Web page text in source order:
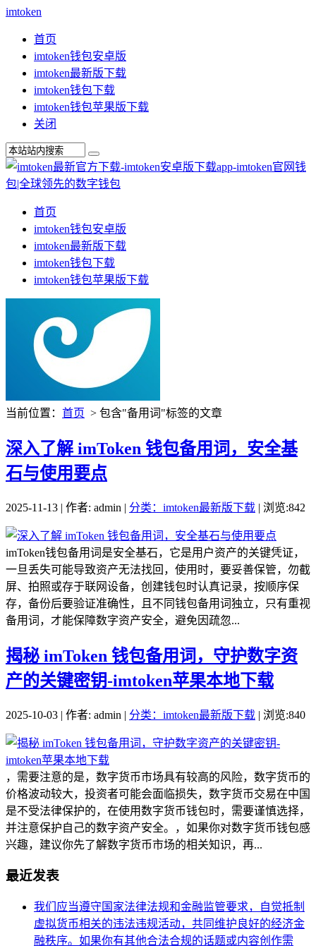
imtoken
首页
imtoken钱包安卓版
imtoken最新版下载
imtoken钱包下载
imtoken钱包苹果版下载
关闭
首页
imtoken钱包安卓版
imtoken最新版下载
imtoken钱包下载
imtoken钱包苹果版下载
当前位置： 首页 > 包含"备用词"标签的文章
深入了解 imToken 钱包备用词，安全基
石与使用要点
2025-11-13 | 作者: admin | 分类：imtoken最新版下载 | 浏览:842
imToken钱包备用词是安全基石，它是用户资产的关键凭证，
一旦丢失可能导致资产无法找回，使用时，要妥善保管，勿截
屏、拍照或存于联网设备，创建钱包时认真记录，按顺序保
存，备份后要验证准确性，且不同钱包备用词独立，只有重视
备用词，才能保障数字资产安全，避免因疏忽...
揭秘 imToken 钱包备用词，守护数字资
产的关键密钥-imtoken苹果本地下载
2025-10-03 | 作者: admin | 分类：imtoken最新版下载 | 浏览:840
，需要注意的是，数字货币市场具有较高的风险，数字货币的
价格波动较大，投资者可能会面临损失，数字货币交易在中国
是不受法律保护的，在使用数字货币钱包时，需要谨慎选择，
并注意保护自己的数字资产安全。，如果你对数字货币钱包感
兴趣，建议你先了解数字货币市场的相关知识，再...
最近发表
我们应当遵守国家法律法规和金融监管要求，自觉抵制
虚拟货币相关的违法违规活动，共同维护良好的经济金
融秩序。如果你有其他合法合规的话题或内容创作需